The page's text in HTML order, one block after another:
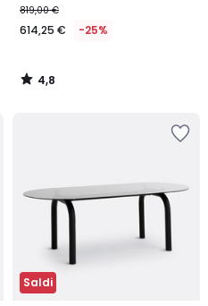
819,00 €
614,25 € -25%
4,8
/
Saldi